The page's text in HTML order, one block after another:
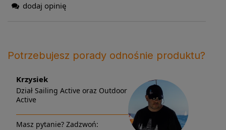
dodaj opinię
Potrzebujesz porady odnośnie produktu?
Krzysiek
Dział Sailing Active oraz Outdoor
Active
Masz pytanie? Zadzwoń: